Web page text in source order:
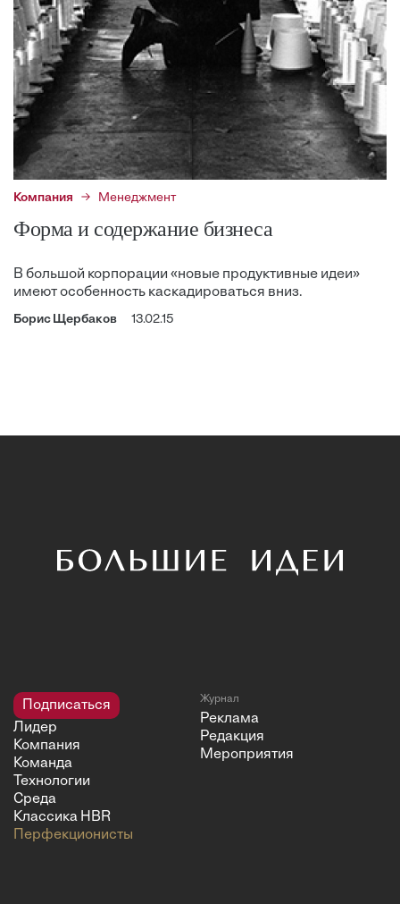
Компания Менеджмент
Форма и содержание бизнеса
В большой корпорации «новые продуктивные идеи»
имеют особенность каскадироваться вниз.
Борис Щербаков 13.02.15
Подписаться
Лидер
Компания
Команда
Технологии
Среда
Классика HBR
Перфекционисты
Журнал
Реклама
Редакция
Мероприятия